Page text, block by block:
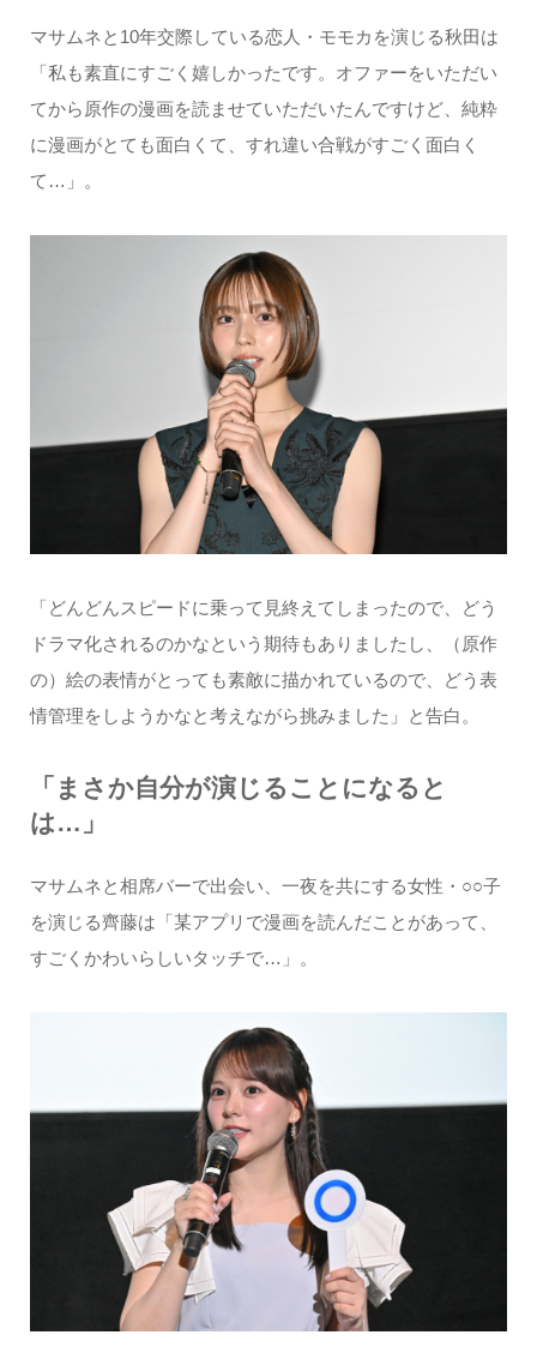
マサムネと10年交際している恋人・モモカを演じる秋田は
「私も素直にすごく嬉しかったです。オファーをいただい
てから原作の漫画を読ませていただいたんですけど、純粋
に漫画がとても面白くて、すれ違い合戦がすごく面白く
て…」。
「どんどんスピードに乗って見終えてしまったので、どう
ドラマ化されるのかなという期待もありましたし、（原作
の）絵の表情がとっても素敵に描かれているので、どう表
情管理をしようかなと考えながら挑みました」と告白。
「まさか自分が演じることになると
は…」
マサムネと相席バーで出会い、一夜を共にする女性・○○子
を演じる齊藤は「某アプリで漫画を読んだことがあって、
すごくかわいらしいタッチで…」。